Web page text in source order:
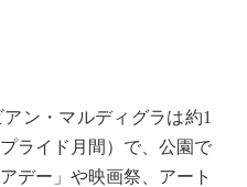
ン・マルディグラは約1
ライド月間）で、公園で
デー」や映画祭、アート